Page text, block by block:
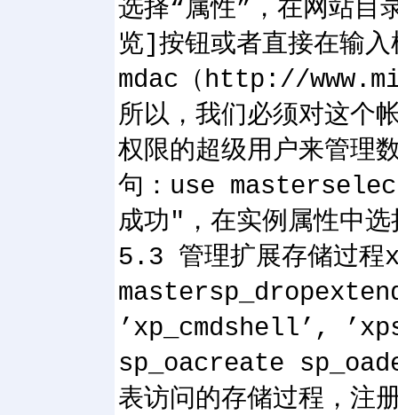
选择“属性”，在网站目
览]按钮或者直接在输
mdac（http://
所以，我们必须对这个
权限的超级用户来管理
句：use
成功"，在实例属性中
5.3 管理扩展存储过程
’xp_cmdshell’,
sp_oacreate
表访问的存储过程，